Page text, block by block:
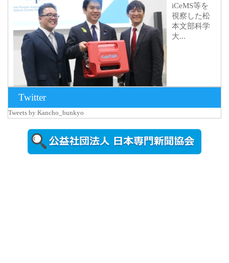
iCeMS等を
視察した松
本文部科学
大...
2026年8月5日
更新
農工大で大
Twitter
Tweets by Kancho_bunkyo